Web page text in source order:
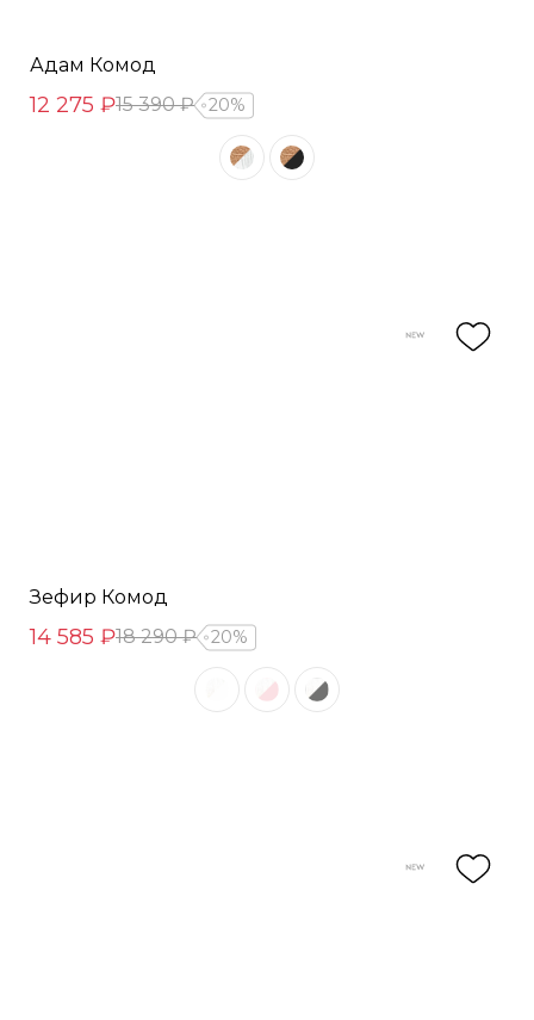
Адам Комод
12 275 ₽15 390 ₽ 20%
Зефир Комод
14 585 ₽18 290 ₽ 20%